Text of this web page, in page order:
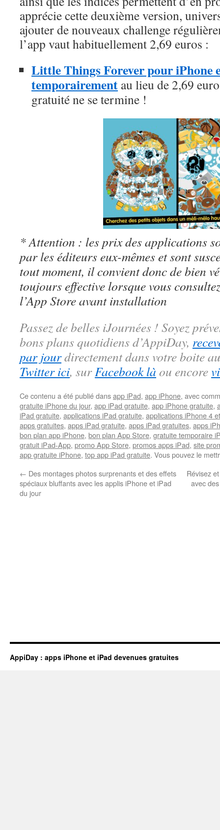
apprécie cette deuxième version,
ajouter de nouveaux challenge
l’app vaut habituellement 2,69 euros :
Little Things Forever pour iPhone
temporairement au lieu de 2,69
gratuité ne se termine !
* Attention : les prix des applications
par les éditeurs eux-mêmes et sont
tout moment, il convient donc de bien
toujours effective lorsque vous
l’App Store avant installation
Passez de belles iJournées ! Soyez
bons plans quotidiens d’AppiDay,
par jourdirectement dans votre boite
Twitter ici, surFacebook là ou encore
Ce contenu a été publié dansapp iPad, app iPhone, avec
gratuite iPhone du jour, app iPad gratuite, app iPhone gratuite,
iPad gratuite, applications iPad gratuite, applications iPhone 4
apps gratuites, apps iPad gratuite, apps iPad gratuites, apps
bon plan app iPhone, bon plan App Store, gratuite temporaire
gratuit iPad-App, promo App Store, promos apps iPad, site
app gratuite iPhone, top app iPad gratuite. Vous pouvez le
← Des montages photos surprenants et des effets
spéciaux bluffants avec les applis iPhone et iPad
du jour
Révisez
avec
AppiDay : apps iPhone et iPad devenues gratuites